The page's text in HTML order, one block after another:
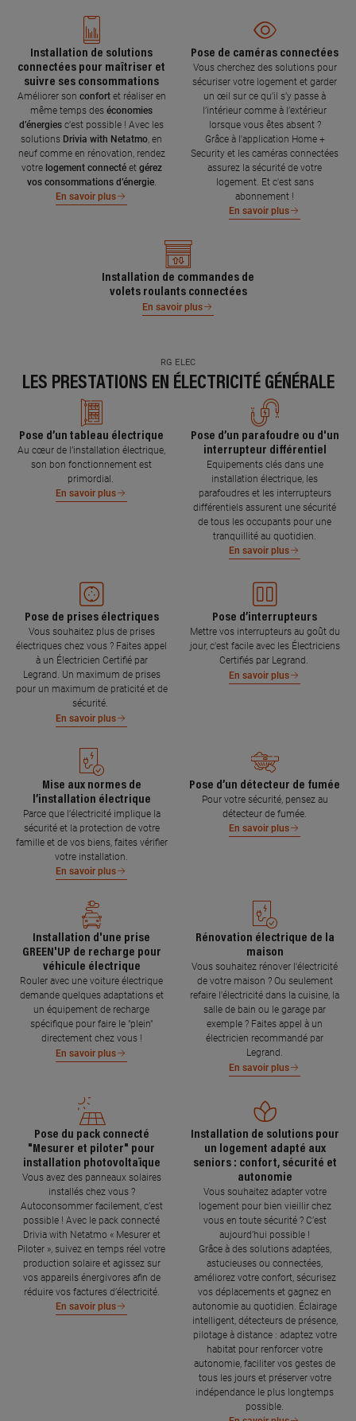
Installation de solutions
connectées pour maîtriser et
suivre ses consommations
Améliorer son confort et réaliser en
même temps des économies
d’énergies c’est possible ! Avec les
solutions Drivia with Netatmo , en
neuf comme en rénovation, rendez
votre logement connecté et gérez
vos consommations d’énergie.
En savoir plus
Pose de caméras connectées
Vous cherchez des solutions pour
sécuriser votre logement et garder
un œil sur ce qu’il s’y passe à
l’intérieur comme à l’extérieur
lorsque vous êtes absent ?
Grâce à l'application Home +
Security et les caméras connectées
assurez la sécurité de votre
logement. Et c'est sans
abonnement !
En savoir plus
Installation de commandes de
volets roulants connectées
En savoir plus
RG ELEC
LES PRESTATIONS EN ÉLECTRICITÉ GÉNÉRALE
Pose d’un tableau électrique
Au cœur de l’installation électrique,
son bon fonctionnement est
primordial.
En savoir plus
Pose d’un parafoudre ou d'un
interrupteur différentiel
Equipements clés dans une
installation électrique, les
parafoudres et les interrupteurs
différentiels assurent une sécurité
de tous les occupants pour une
tranquillité au quotidien.
En savoir plus
Pose de prises électriques
Vous souhaitez plus de prises
électriques chez vous ? Faites appel
à un Électricien Certifié par
Legrand. Un maximum de prises
pour un maximum de praticité et de
sécurité.
En savoir plus
Pose d’interrupteurs
Mettre vos interrupteurs au goût du
jour, c’est facile avec les Électriciens
Certifiés par Legrand.
En savoir plus
Mise aux normes de
l’installation électrique
Parce que l’électricité implique la
sécurité et la protection de votre
famille et de vos biens, faites vérifier
votre installation.
En savoir plus
Pose d’un détecteur de fumée
Pour votre sécurité, pensez au
détecteur de fumée.
En savoir plus
Installation d'une prise
GREEN'UP de recharge pour
véhicule électrique
Rouler avec une voiture électrique
demande quelques adaptations et
un équipement de recharge
spécifique pour faire le "plein"
directement chez vous !
En savoir plus
Rénovation électrique de la
maison
Vous souhaitez rénover l'électricité
de votre maison ? Ou seulement
refaire l'électricité dans la cuisine, la
salle de bain ou le garage par
exemple ? Faites appel à un
électricien recommandé par
Legrand.
En savoir plus
Pose du pack connecté
"Mesurer et piloter" pour
installation photovoltaïque
Vous avez des panneaux solaires
installés chez vous ?
Autoconsommer facilement, c’est
possible ! Avec le pack connecté
Drivia with Netatmo « Mesurer et
Piloter », suivez en temps réel votre
production solaire et agissez sur
vos appareils énergivores afin de
réduire vos factures d’électricité.
En savoir plus
Installation de solutions pour
un logement adapté aux
seniors : confort, sécurité et
autonomie
Vous souhaitez adapter votre
logement pour bien vieillir chez
vous en toute sécurité ? C’est
aujourd’hui possible !
Grâce à des solutions adaptées,
astucieuses ou connectées,
améliorez votre confort, sécurisez
vos déplacements et gagnez en
autonomie au quotidien. Éclairage
intelligent, détecteurs de présence,
pilotage à distance : adaptez votre
habitat pour renforcer votre
autonomie, faciliter vos gestes de
tous les jours et préserver votre
indépendance le plus longtemps
possible.